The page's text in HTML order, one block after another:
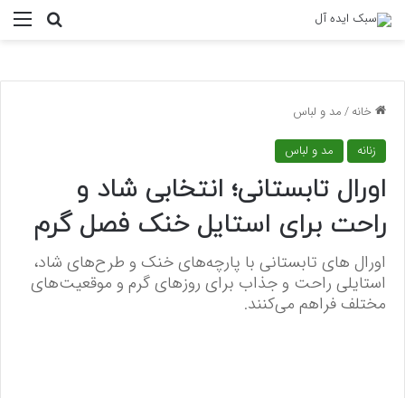
خانه/مد و لباس
زنانه مد و لباس
اورال تابستانی؛ انتخابی شاد و
راحت برای استایل خنک فصل گرم
اورال‌ های تابستانی با پارچه‌های خنک و طرح‌های شاد،
استایلی راحت و جذاب برای روزهای گرم و موقعیت‌های
مختلف فراهم می‌کنند.